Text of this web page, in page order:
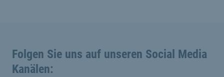
Folgen Sie uns auf unseren Social Media
Kanälen: